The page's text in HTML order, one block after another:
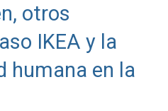
otros
IKEA y la
humana en la